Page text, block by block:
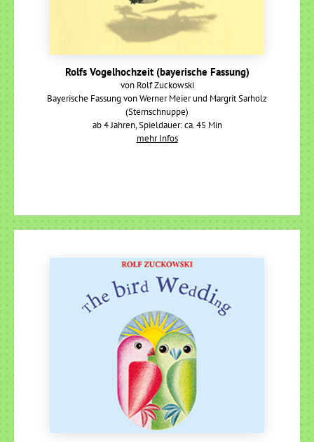
Rolfs Vogelhochzeit (bayerische Fassung)
von Rolf Zuckowski
Bayerische Fassung von Werner Meier und Margrit Sarholz
(Sternschnuppe)
ab 4 Jahren, Spieldauer: ca. 45 Min
mehr Infos